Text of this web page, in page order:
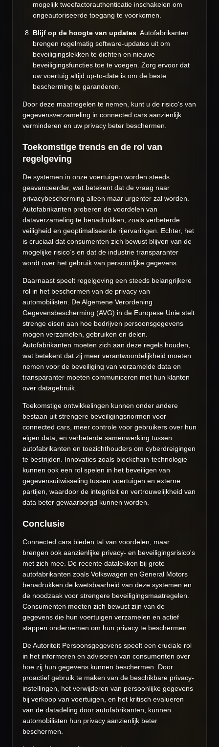
mogelijk tweefactorauthenticatie inschakelen om
ongeautoriseerde toegang te voorkomen.
Blijf op de hoogte van updates: Autofabrikanten
brengen regelmatig software-updates uit om
beveiligingslekken te dichten en nieuwe
beveiligingsfuncties toe te voegen. Zorg ervoor dat
uw voertuig altijd up-to-date is om de beste
bescherming te garanderen.
Door deze maatregelen te nemen, kunt u de risico's van
gegevensverzameling in connected cars aanzienlijk
verminderen en uw privacy beter beschermen.
Toekomstige trends en de rol van
regelgeving
De systemen in onze voertuigen worden steeds
geavanceerder, wat betekent dat de vraag naar
privacybescherming alleen maar urgenter zal worden.
Autofabrikanten proberen de voordelen van
dataverzameling te benadrukken, zoals verbeterde
veiligheid en geoptimaliseerde rijervaringen. Echter, het
is cruciaal dat consumenten zich bewust blijven van de
mogelijke risico’s en dat de industrie transparanter
wordt over het gebruik van persoonlijke gegevens.
Daarnaast speelt regelgeving een steeds belangrijkere
rol in het beschermen van de privacy van
automobilisten. De Algemene Verordening
Gegevensbescherming (AVG) in de Europese Unie stelt
strenge eisen aan hoe bedrijven persoonsgegevens
mogen verzamelen, gebruiken en delen.
Autofabrikanten moeten zich aan deze regels houden,
wat betekent dat zij meer verantwoordelijkheid moeten
nemen voor de beveiliging van verzamelde data en
transparanter moeten communiceren met hun klanten
over datagebruik.
Toekomstige ontwikkelingen kunnen onder andere
bestaan uit strengere beveiligingsnormen voor
connected cars, meer controle voor gebruikers over hun
eigen data, en verbeterde samenwerking tussen
autofabrikanten en toezichthouders om cyberdreigingen
te bestrijden. Innovaties zoals blockchain-technologie
kunnen ook een rol spelen in het beveiligen van
gegevensuitwisseling tussen voertuigen en externe
partijen, waardoor de integriteit en vertrouwelijkheid van
data beter gewaarborgd kunnen worden.
Conclusie
Connected cars bieden tal van voordelen, maar
brengen ook aanzienlijke privacy- en beveiligingsrisico's
met zich mee. De recente datalekken bij grote
autofabrikanten zoals Volkswagen en General Motors
benadrukken de kwetsbaarheid van deze systemen en
de noodzaak voor strengere beveiligingsmaatregelen.
Consumenten moeten zich bewust zijn van de
gegevens die hun voertuigen verzamelen en actief
stappen ondernemen om hun privacy te beschermen.
De Autoriteit Persoonsgegevens speelt een cruciale rol
in het informeren en adviseren van consumenten over
hoe zij hun gegevens kunnen beschermen. Door
proactief gebruik te maken van de beschikbare privacy-
instellingen, het verwijderen van persoonlijke gegevens
bij verkoop van voertuigen, en het kritisch evalueren
van de datadeling door autofabrikanten, kunnen
automobilisten hun privacy aanzienlijk beter
beschermen.